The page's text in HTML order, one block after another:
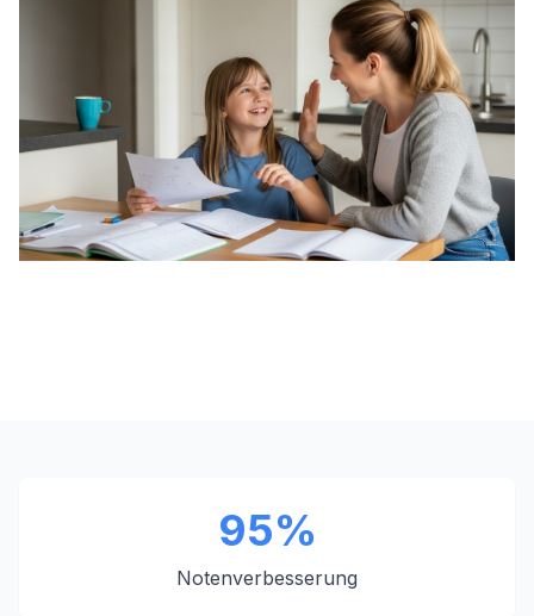
95%
Notenverbesserung